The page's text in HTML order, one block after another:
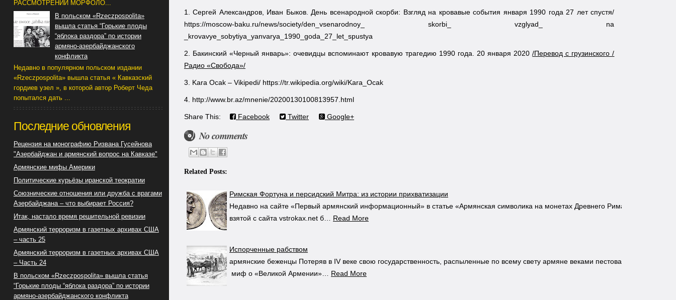
1. Сергей Александров, Иван Быков. День всенародной скорби: Взгляд на кровавые события января 1990 года 27 лет спустя/
https://moscow-baku.ru/news/society/den_vsenarodnoy_ skorbi_ vzglyad_ na
_krovavye_sobytiya_yanvarya_1990_goda_27_let_spustya
2. Бакинский «Черный январь»: очевидцы вспоминают кровавую трагедию 1990 года. 20 января 2020/Перевод с грузинского /
Радио «Свобода»/
3. Kara Ocak – Vikipedi/ https://tr.wikipedia.org/wiki/Kara_Ocak
4. http://www.br.az/mnenie/20200130100813957.html
Share This: Facebook Twitter Google+
No comments
Related Posts:
Римская Фортуна и персидский Митра: из истории прихватизации
Недавно на сайте «Первый армянский информационный» в статье «Армянская символика на монетах Древнего Рима»,
взятой с сайта vstrokax.net б…
Read More
Испорченные рабством
армянские беженцы Потеряв в IV веке свою государственность, распыленные по всему свету армяне веками пестовали
миф о «Великой Армении»…
Read More
РАССМОТРЕНИИ МОРФОЛО...
В польском «Rzeczpospolita»
вышла статья “Горькие плоды
“яблока раздора” по истории
армяно-азербайджанского
конфликта
Недавно в популярном польском издании
«Rzeczpospolita» вышла статья « Кавказский
гордиев узел », в которой автор Роберт Чеда
попытался дать ...
Последние обновления
Рецензия на монографию Ризвана Гусейнова
"Азербайджан и армянский вопрос на Кавказе"
Армянские мифы Америки
Политические курьёзы иранской теократии
Союзнические отношения или дружба с врагами
Азербайджана – что выбирает Россия?
Итак, настало время решительной ревизии
Армянский терроризм в газетных архивах США
– часть 25
Армянский терроризм в газетных архивах США
– Часть 24
В польском «Rzeczpospolita» вышла статья
“Горькие плоды “яблока раздора” по истории
армяно-азербайджанского конфликта